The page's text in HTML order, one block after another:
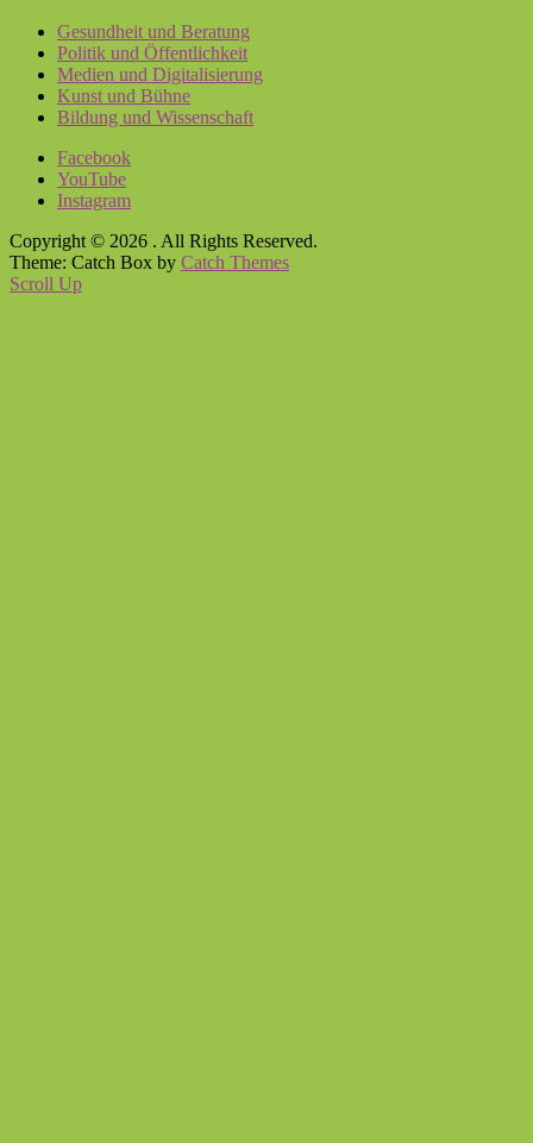
Gesundheit und Beratung
Politik und Öffentlichkeit
Medien und Digitalisierung
Kunst und Bühne
Bildung und Wissenschaft
Facebook
YouTube
Instagram
Copyright © 2026 . All Rights Reserved.
Theme: Catch Box by Catch Themes
Scroll Up